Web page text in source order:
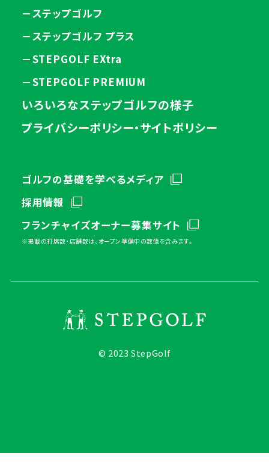
－ステップゴルフ
－ステップゴルフ プラス
－STEPGOLF EXtra
－STEPGOLF PREMIUM
いろいろなステップゴルフの様子
プライバシーポリシー・サイトポリシー
ゴルフの基礎を学べるメディア
採用情報
フランチャイズオーナー募集サイト
※掲載の打席数・店舗数は、オープン準備中の数値を含みます。
© 2023 StepGolf